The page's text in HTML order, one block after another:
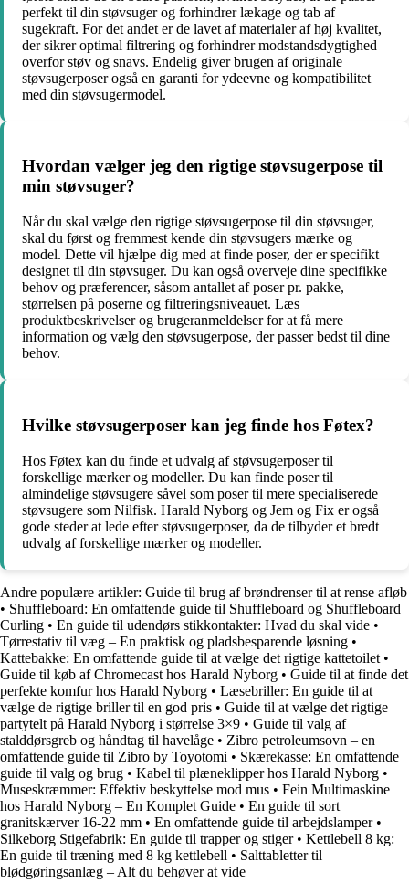
perfekt til din støvsuger og forhindrer lækage og tab af
sugekraft. For det andet er de lavet af materialer af høj kvalitet,
der sikrer optimal filtrering og forhindrer modstandsdygtighed
overfor støv og snavs. Endelig giver brugen af ​​originale
støvsugerposer også en garanti for ydeevne og kompatibilitet
med din støvsugermodel.
Hvordan vælger jeg den rigtige støvsugerpose til
min støvsuger?
Når du skal vælge den rigtige støvsugerpose til din støvsuger,
skal du først og fremmest kende din støvsugers mærke og
model. Dette vil hjælpe dig med at finde poser, der er specifikt
designet til din støvsuger. Du kan også overveje dine specifikke
behov og præferencer, såsom antallet af poser pr. pakke,
størrelsen på poserne og filtreringsniveauet. Læs
produktbeskrivelser og brugeranmeldelser for at få mere
information og vælg den støvsugerpose, der passer bedst til dine
behov.
Hvilke støvsugerposer kan jeg finde hos Føtex?
Hos Føtex kan du finde et udvalg af støvsugerposer til
forskellige mærker og modeller. Du kan finde poser til
almindelige støvsugere såvel som poser til mere specialiserede
støvsugere som Nilfisk. Harald Nyborg og Jem og Fix er også
gode steder at lede efter støvsugerposer, da de tilbyder et bredt
udvalg af forskellige mærker og modeller.
Andre populære artikler: Guide til brug af brøndrenser til at rense afløb
• Shuffleboard: En omfattende guide til Shuffleboard og Shuffleboard
Curling • En guide til udendørs stikkontakter: Hvad du skal vide •
Tørrestativ til væg – En praktisk og pladsbesparende løsning •
Kattebakke: En omfattende guide til at vælge det rigtige kattetoilet •
Guide til køb af Chromecast hos Harald Nyborg • Guide til at finde det
perfekte komfur hos Harald Nyborg • Læsebriller: En guide til at
vælge de rigtige briller til en god pris • Guide til at vælge det rigtige
partytelt på Harald Nyborg i størrelse 3×9 • Guide til valg af
stalddørsgreb og håndtag til havelåge • Zibro petroleumsovn – en
omfattende guide til Zibro by Toyotomi • Skærekasse: En omfattende
guide til valg og brug • Kabel til plæneklipper hos Harald Nyborg •
Museskræmmer: Effektiv beskyttelse mod mus • Fein Multimaskine
hos Harald Nyborg – En Komplet Guide • En guide til sort
granitskærver 16-22 mm • En omfattende guide til arbejdslamper•
Silkeborg Stigefabrik: En guide til trapper og stiger• Kettlebell 8 kg:
En guide til træning med 8 kg kettlebell • Salttabletter til
blødgøringsanlæg – Alt du behøver at vide